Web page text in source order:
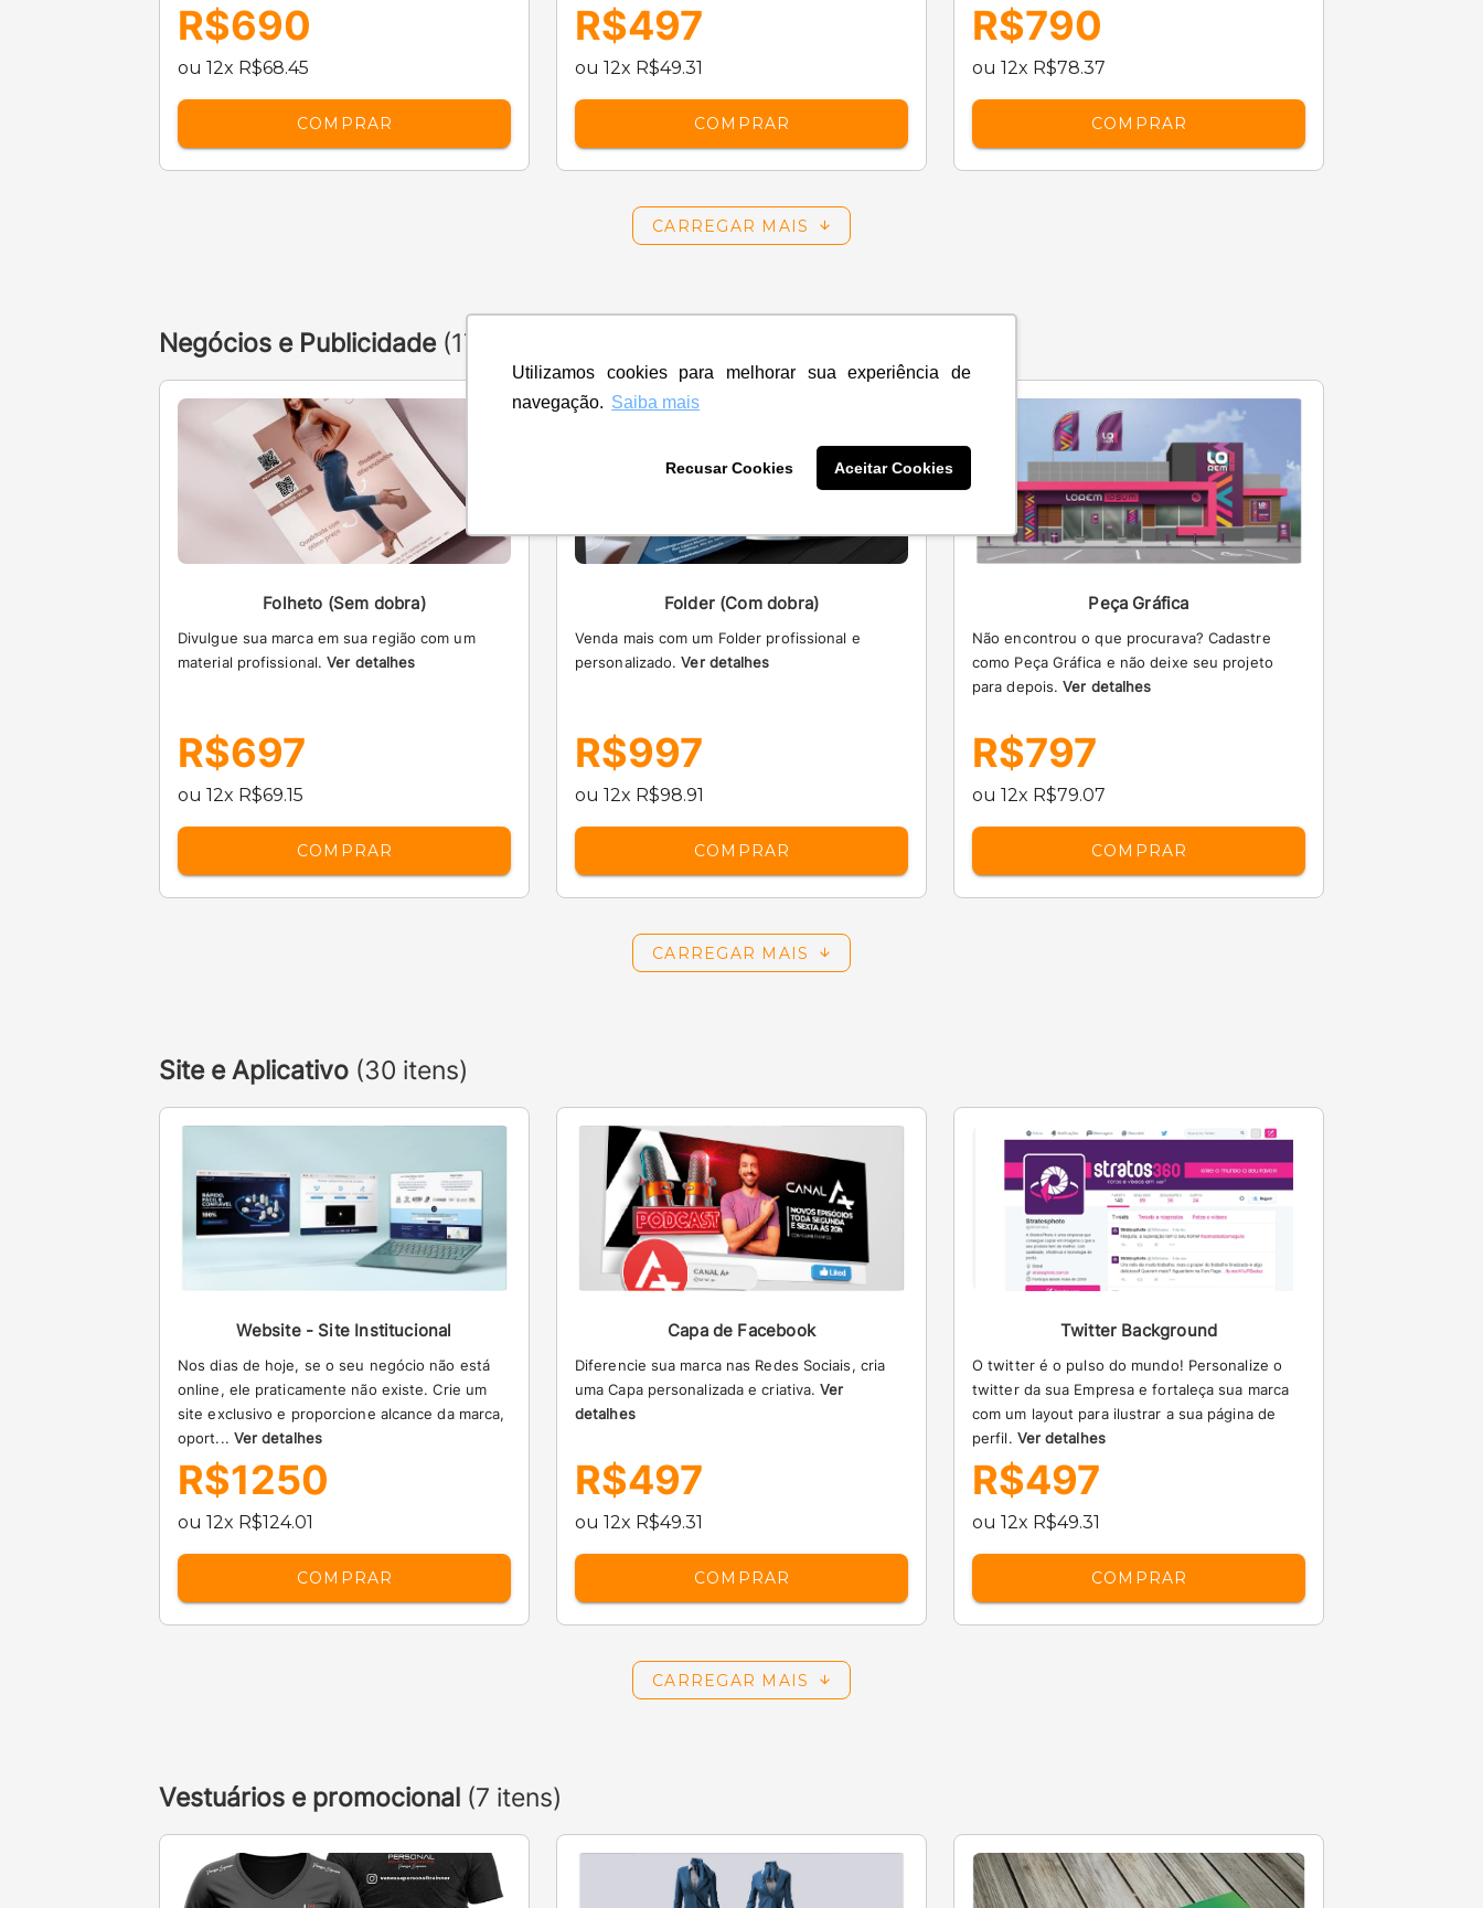
Utilizamos cookies para melhorar sua experiência de
navegação. Saiba mais
Recusar Cookies Aceitar Cookies
R$690
ou 12x R$68.45
COMPRAR
R$497
ou 12x R$49.31
COMPRAR
R$790
ou 12x R$78.37
COMPRAR
CARREGAR MAIS
Negócios e Publicidade (17 itens)
Folheto (Sem dobra)
Divulgue sua marca em sua região com um
material profissional.Ver detalhes
R$697
ou 12x R$69.15
COMPRAR
Folder (Com dobra)
Venda mais com um Folder profissional e
personalizado.Ver detalhes
R$997
ou 12x R$98.91
COMPRAR
Peça Gráfica
Não encontrou o que procurava? Cadastre
como Peça Gráfica e não deixe seu projeto
para depois.Ver detalhes
R$797
ou 12x R$79.07
COMPRAR
CARREGAR MAIS
Site e Aplicativo (30 itens)
Website - Site Institucional
Nos dias de hoje, se o seu negócio não está
online, ele praticamente não existe. Crie um
site exclusivo e proporcione alcance da marca,
oport... Ver detalhes
R$1250
ou 12x R$124.01
COMPRAR
Capa de Facebook
Diferencie sua marca nas Redes Sociais, cria
uma Capa personalizada e criativa.Ver
detalhes
R$497
ou 12x R$49.31
COMPRAR
Twitter Background
O twitter é o pulso do mundo! Personalize o
twitter da sua Empresa e fortaleça sua marca
com um layout para ilustrar a sua página de
perfil. Ver detalhes
R$497
ou 12x R$49.31
COMPRAR
CARREGAR MAIS
Vestuários e promocional (7 itens)